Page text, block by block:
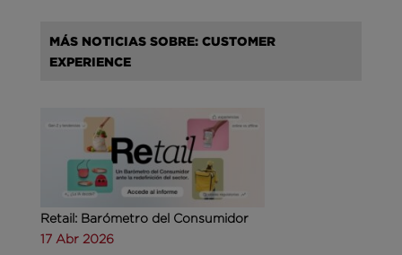
MÁS NOTICIAS SOBRE: CUSTOMER
EXPERIENCE
Retail: Barómetro del Consumidor
17 Abr 2026